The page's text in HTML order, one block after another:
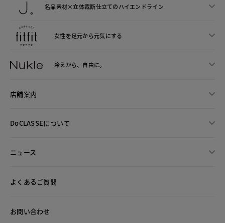
名品素材×立体裁断仕立てのハイエンドライン
女性を足元から元気にする
冷えから、 自由に。
店舗案内
DoCLASSEについて
ニュース
よくあるご質問
お問い合わせ